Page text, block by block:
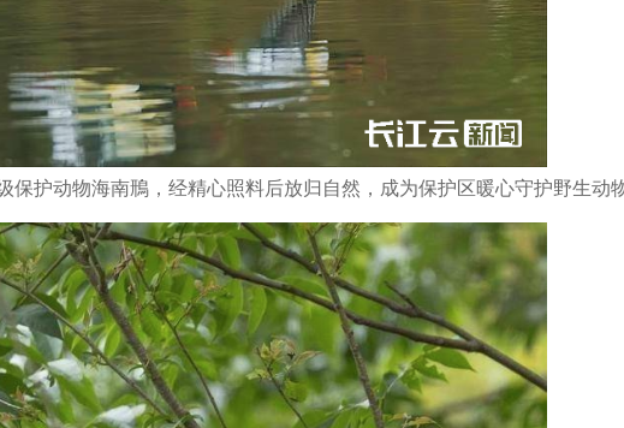
护动物海南鳽，经精心照料后放归自然，成为保护区暖心守护野生动